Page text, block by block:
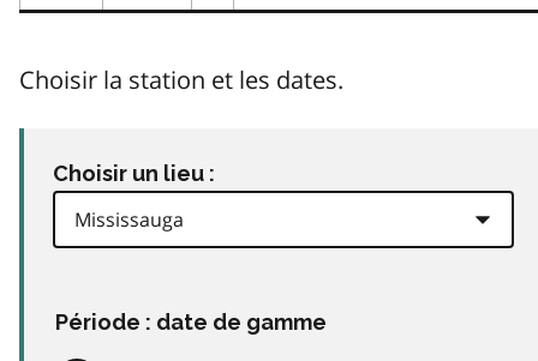
Choisir la station et les dates.
Choisir un lieu :
Période : date de gamme